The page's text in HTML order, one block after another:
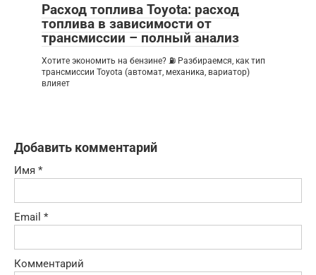
Расход топлива Toyota: расход
топлива в зависимости от
трансмиссии – полный анализ
Хотите экономить на бензине? ⛽ Разбираемся, как тип
трансмиссии Toyota (автомат, механика, вариатор)
влияет
Добавить комментарий
Имя *
Email *
Комментарий